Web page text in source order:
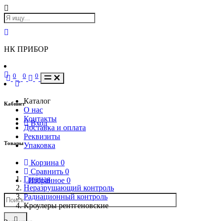
НК ПРИБОР
Кабинет
Вход
Товары
Корзина 0
Сравнить 0
Избранное 0
0 0 0
Каталог
О нас
Контакты
Доставка и оплата
Реквизиты
Упаковка
Главная
Неразрушающий контроль
Радиационный контроль
Кроулеры рентгеновские